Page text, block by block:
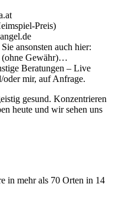
Preis)
ansonsten auch hier:
(ohne Gewähr)…
Beratungen – Live
mir, auf Anfrage.
gesund. Konzentrieren
heute und wir sehen uns
in mehr als 70 Orten in 14